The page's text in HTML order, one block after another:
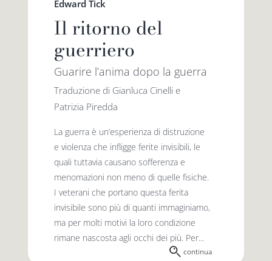
Edward Tick
Il ritorno del
guerriero
Guarire l’anima dopo la guerra
Traduzione di Gianluca Cinelli e
Patrizia Piredda
La guerra è un’esperienza di distruzione
e violenza che infligge ferite invisibili, le
quali tuttavia causano sofferenza e
menomazioni non meno di quelle fisiche.
I veterani che portano questa ferita
invisibile sono più di quanti immaginiamo,
ma per molti motivi la loro condizione
rimane nascosta agli occhi dei più. Per...
continua